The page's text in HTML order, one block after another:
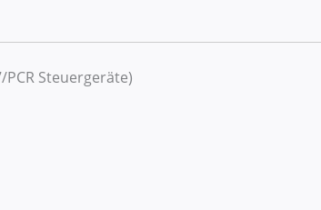
Steuergeräte)